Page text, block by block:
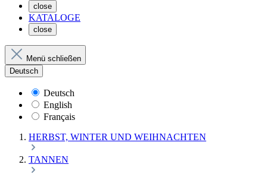
close
KATALOGE
close
Menü schließen
Deutsch
Deutsch
English
Français
HERBST, WINTER UND WEIHNACHTEN
TANNEN